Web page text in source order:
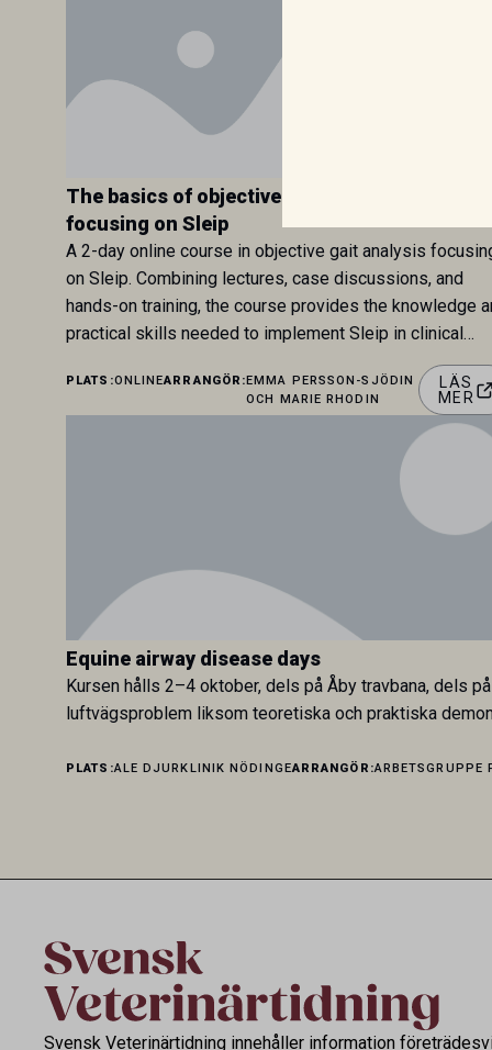
The basics of objective gait analysis in horses
focusing on Sleip
A 2-day online course in objective gait analysis
on Sleip. Combining lectures, case discussions, and
hands-on training, the course provides the knowledge
practical skills needed to implement Sleip in clinical
PLATS:ONLINEARRANGÖR:EMMA PERSSON-SJÖDIN
OCH MARIE RHODIN
LÄS
MER
Equine airway disease days
Kursen hålls 2–4 oktober, dels på Åby travbana, dels
luftvägsproblem liksom teoretiska och praktiska
PLATS:ALE DJURKLINIK NÖDINGEARRANGÖR:ARBETSGRUPPE
Svensk Veterinärtidning innehåller information